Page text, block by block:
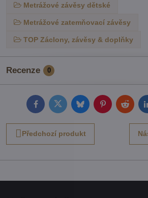
Metrážové závěsy dětské
Metrážové zatemňovací závěsy
TOP Záclony, závěsy & doplňky
Recenze 0
FacebookTwitterBlueskyPinterestReddit
Předchozí produkt